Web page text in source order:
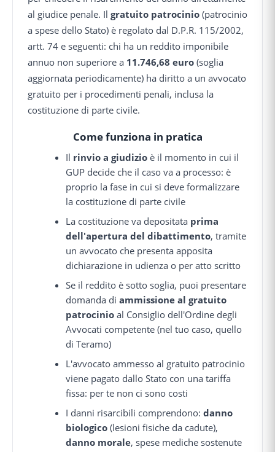
al giudice penale. Il gratuito patrocinio (patrocinio
a spese dello Stato) è regolato dal D.P.R. 115/2002,
artt. 74 e seguenti: chi ha un reddito imponibile
annuo non superiore a 11.746,68 euro (soglia
aggiornata periodicamente) ha diritto a un avvocato
gratuito per i procedimenti penali, inclusa la
costituzione di parte civile.
Come funziona in pratica
Il rinvio a giudizio è il momento in cui il
GUP decide che il caso va a processo: è
proprio la fase in cui si deve formalizzare
la costituzione di parte civile
La costituzione va depositata prima
dell'apertura del dibattimento, tramite
un avvocato che presenta apposita
dichiarazione in udienza o per atto scritto
Se il reddito è sotto soglia, puoi presentare
domanda diammissione al gratuito
patrocinio al Consiglio dell'Ordine degli
Avvocati competente (nel tuo caso, quello
di Teramo)
L'avvocato ammesso al gratuito patrocinio
viene pagato dallo Stato con una tariffa
fissa: per te non ci sono costi
I danni risarcibili comprendono:danno
biologico (lesioni fisiche da cadute),
danno morale, spese mediche sostenute